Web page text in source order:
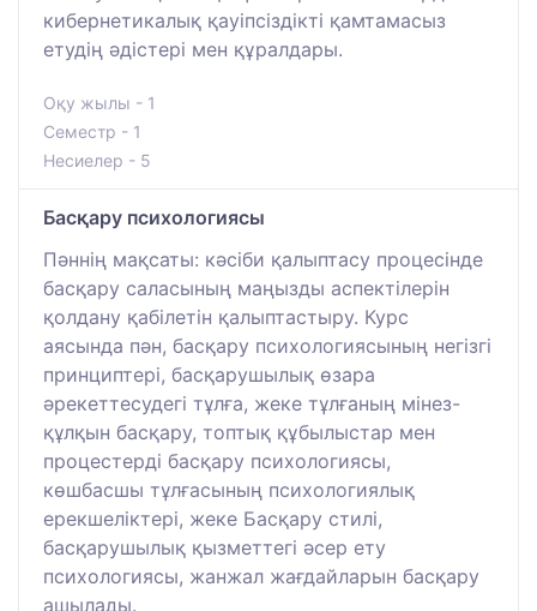
кибернетикалық қауіпсіздікті қамтамасыз
етудің әдістері мен құралдары.
Оқу жылы - 1
Семестр - 1
Несиелер - 5
Басқару психологиясы
Пәннің мақсаты: кәсіби қалыптасу процесінде
басқару саласының маңызды аспектілерін
қолдану қабілетін қалыптастыру. Курс
аясында пән, басқару психологиясының негізгі
принциптері, басқарушылық өзара
әрекеттесудегі тұлға, жеке тұлғаның мінез-
құлқын басқару, топтық құбылыстар мен
процестерді басқару психологиясы,
көшбасшы тұлғасының психологиялық
ерекшеліктері, жеке Басқару стилі,
басқарушылық қызметтегі әсер ету
психологиясы, жанжал жағдайларын басқару
ашылады.